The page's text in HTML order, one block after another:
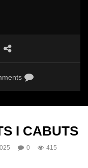
I CABUTS
0
415